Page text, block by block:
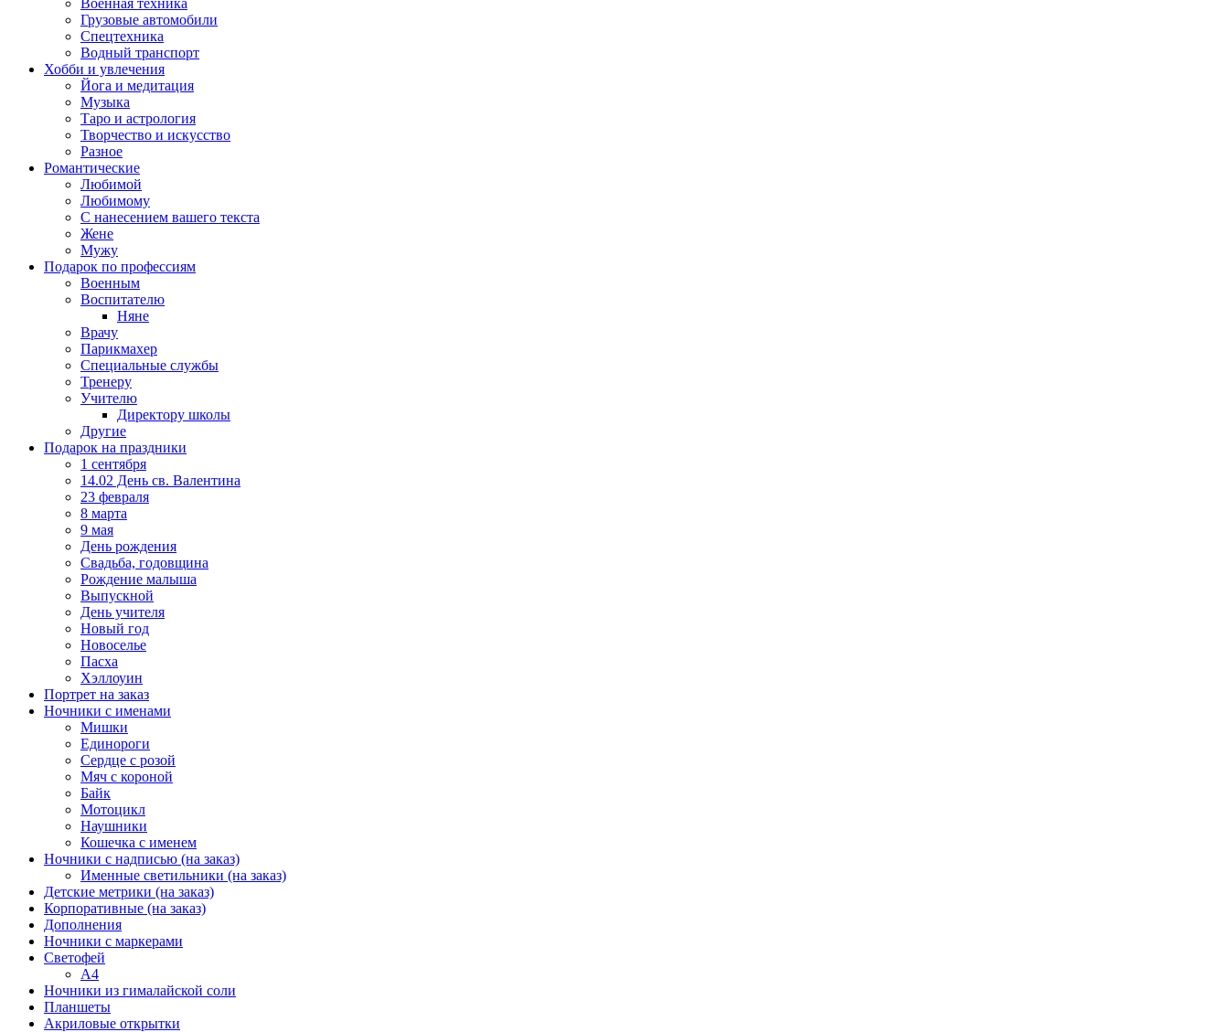
Военная техника
Грузовые автомобили
Спецтехника
Водный транспорт
Хобби и увлечения
Йога и медитация
Музыка
Таро и астрология
Творчество и искусство
Разное
Романтические
Любимой
Любимому
С нанесением вашего текста
Жене
Мужу
Подарок по профессиям
Военным
Воспитателю
Няне
Врачу
Парикмахер
Специальные службы
Тренеру
Учителю
Директору школы
Другие
Подарок на праздники
1 сентября
14.02 День св. Валентина
23 февраля
8 марта
9 мая
День рождения
Свадьба, годовщина
Рождение малыша
Выпускной
День учителя
Новый год
Новоселье
Пасха
Хэллоуин
Портрет на заказ
Ночники с именами
Мишки
Единороги
Сердце с розой
Мяч с короной
Байк
Мотоцикл
Наушники
Кошечка с именем
Ночники с надписью (на заказ)
Именные светильники (на заказ)
Детские метрики (на заказ)
Корпоративные (на заказ)
Дополнения
Ночники с маркерами
Светофей
А4
Ночники из гималайской соли
Планшеты
Акриловые открытки